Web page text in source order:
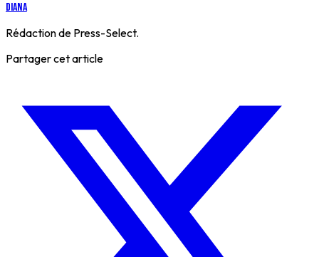
Diana
Rédaction de Press-Select.
Partager cet article